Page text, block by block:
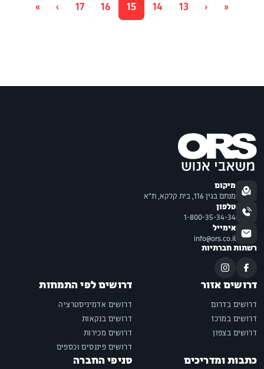
«
‹
13
14
15
16
17
›
»
מיקום
מנחם בגין 116, בית קלקא, ת"א
טלפון
1-800-35-34-34
אימייל
info@ors.co.il
רשתות חברתיות
דרושים אזור
דרושים בדרום
דרושים במרכז
דרושים בצפון
דרושים לפי התמחות
דרושים אדמיניסטרציה
דרושים בנקאות
דרושים מכירות
דרושים פיננסים וכספים
כתבות ומדריכים סניפי החברה